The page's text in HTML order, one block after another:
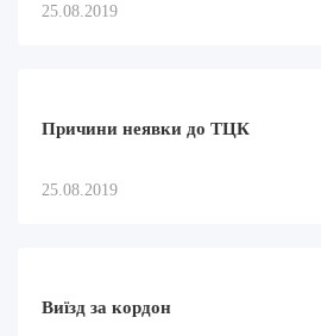
25.08.2019
Причини неявки до ТЦК
25.08.2019
Виїзд за кордон